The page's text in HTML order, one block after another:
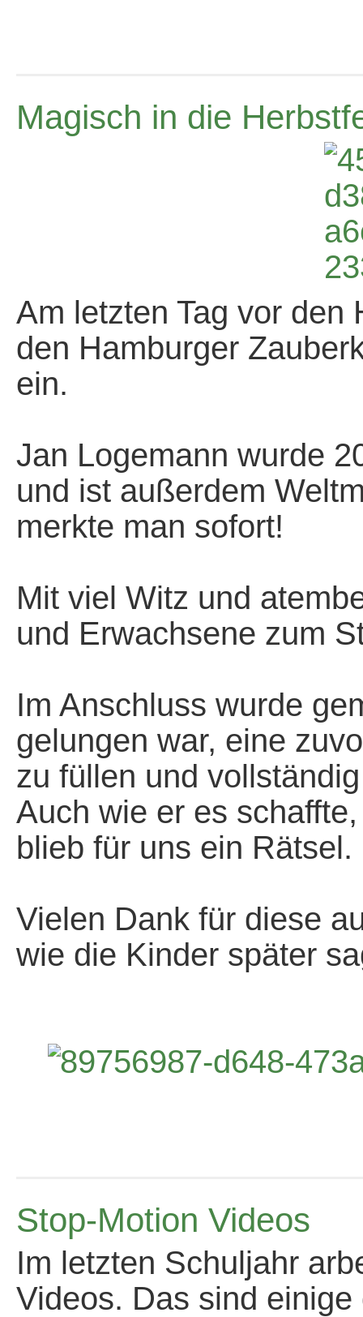
Magisch in die
Am letzten Tag vor den
den Hamburger
ein.
Jan Logemann wurde
und ist außerdem
merkte man sofort!
Mit viel Witz und
und Erwachsene zum
Im Anschluss wurde
gelungen war, eine
zu füllen und
Auch wie er es
blieb für uns ein Rätsel.
Vielen Dank für diese
wie die Kinder später
Stop-Motion Videos
Im letzten Schuljahr
Videos. Das sind